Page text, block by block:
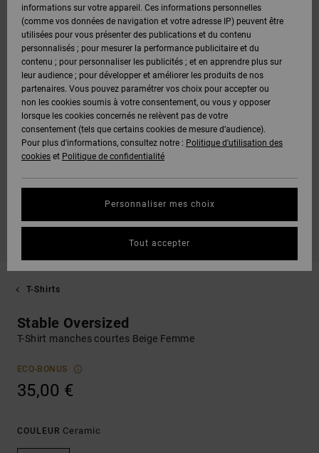
T-Shirts
Stable Oversized
T-Shirt manches courtes Beige Femme
ECO-BONUS
35,00 €
COULEUR Ceramic
informations sur votre appareil. Ces informations personnelles
(comme vos données de navigation et votre adresse IP) peuvent être
utilisées pour vous présenter des publications et du contenu
personnalisés ; pour mesurer la performance publicitaire et du
contenu ; pour personnaliser les publicités ; et en apprendre plus sur
leur audience ; pour développer et améliorer les produits de nos
partenaires. Vous pouvez paramétrer vos choix pour accepter ou
non les cookies soumis à votre consentement, ou vous y opposer
lorsque les cookies concernés ne relèvent pas de votre
consentement (tels que certains cookies de mesure d’audience).
Pour plus d'informations, consultez notre : Politique d'utilisation des
cookies et Politique de confidentialité
Personnaliser mes choix
Tout accepter